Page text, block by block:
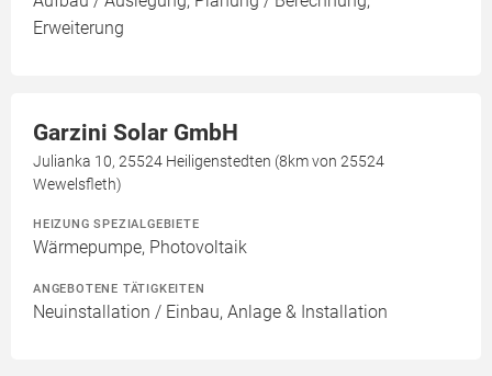
Erweiterung
Garzini Solar GmbH
Julianka 10, 25524 Heiligenstedten (8km von 25524
Wewelsfleth)
HEIZUNG SPEZIALGEBIETE
Wärmepumpe, Photovoltaik
ANGEBOTENE TÄTIGKEITEN
Neuinstallation / Einbau, Anlage & Installation